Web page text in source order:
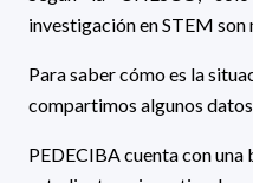
investigación en STEM son
Para saber cómo es la
compartimos algunos
PEDECIBA cuenta con una